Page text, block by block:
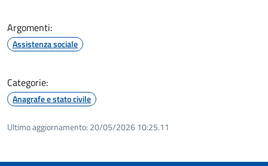
Argomenti:
Assistenza sociale
Categorie:
Anagrafe e stato civile
Ultimo aggiornamento: 20/05/2026 10:25.11